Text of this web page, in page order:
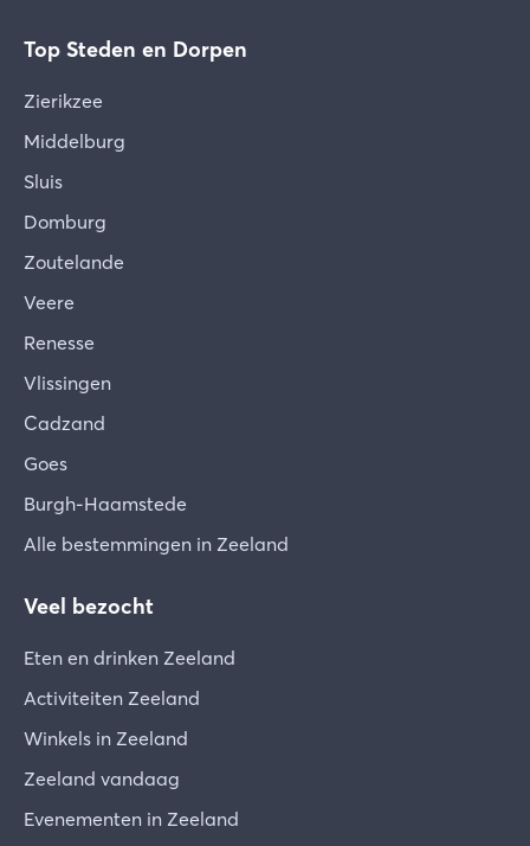
Top Steden en Dorpen
Zierikzee
Middelburg
Sluis
Domburg
Zoutelande
Veere
Renesse
Vlissingen
Cadzand
Goes
Burgh-Haamstede
Alle bestemmingen in Zeeland
Veel bezocht
Eten en drinken Zeeland
Activiteiten Zeeland
Winkels in Zeeland
Zeeland vandaag
Evenementen in Zeeland